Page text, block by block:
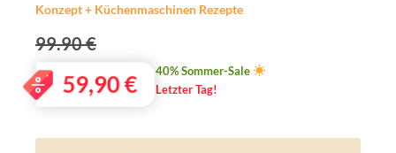
Konzept + Küchenmaschinen Rezepte
99.90 €
59,90€
40% Sommer-Sale
Letzter Tag!